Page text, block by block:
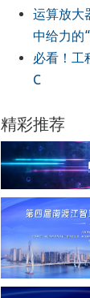
运算放大
中给力的
必看！工
C
精彩推荐